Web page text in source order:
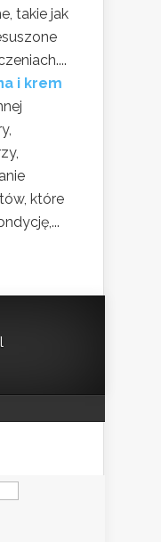
takie jak
i krem
które